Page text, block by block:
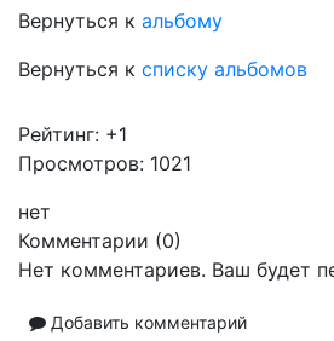
Вернуться к альбому
Вернуться к списку альбомов
Рейтинг: +1
Просмотров: 1021
нет
Комментарии (0)
Нет комментариев. Ваш будет
Добавить комментарий